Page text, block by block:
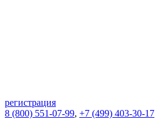
регистрация
8 (800) 551-07-99, +7 (499) 403-30-17